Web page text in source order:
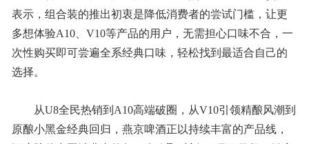
表示，组合装的推出初衷是降低消费者的尝试门槛，让更
多想体验A10、V10等产品的用户，无需担心口味不合，一
次性购买即可尝遍全系经典口味，轻松找到最适合自己的
选择。
从U8全民热销到A10高端破圈，从V10引领精酿风潮到
原酿小黑金经典回归，燕京啤酒正以持续丰富的产品线，